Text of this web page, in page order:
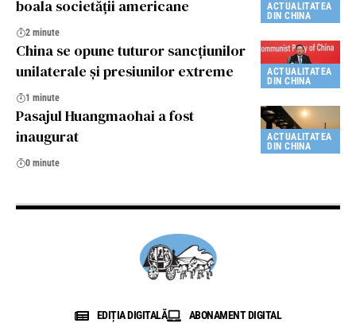
ACTUALITATEA
DIN CHINA
boala societății americane
2 minute
ACTUALITATEA
DIN CHINA
China se opune tuturor sancțiunilor
unilaterale și presiunilor extreme
1 minute
ACTUALITATEA
DIN CHINA
Pasajul Huangmaohai a fost
inaugurat
0 minute
EDIȚIA DIGITALĂ
ABONAMENT DIGITAL